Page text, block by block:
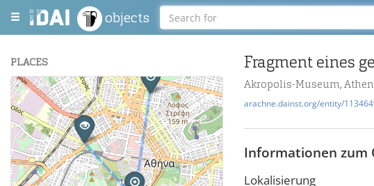
objects
PLACES
+
−
Fragment eines
Akropolis-Museum, Athen
arachne.dainst.org/entity/
Informationen zum
Lokalisierung